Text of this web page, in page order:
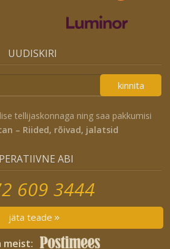
UUDISKIRI
kinnita
tellijaskonnaga ning saa pakkumisi
– Riided, rõivad, jalatsid
ABI
609 3444
jäta teade
meist: